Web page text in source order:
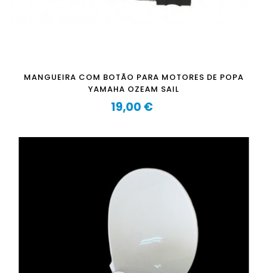
MANGUEIRA COM BOTÃO PARA MOTORES DE POPA
YAMAHA OZEAM SAIL
Preço
19,00 €